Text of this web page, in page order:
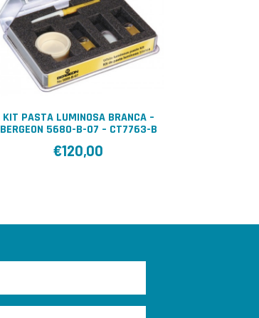
KIT PASTA LUMINOSA BRANCA –
BERGEON 5680-B-07 – CT7763-B
€120,00